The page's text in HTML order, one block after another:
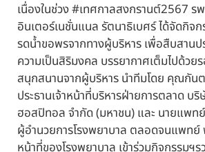
เนื่องในช่วง#เทศกาลสงกรานต์2567ร
อินเตอร์เนชั่นแนล รัตนาธิเบศร์ ได้จัดกิจ
รดน้ำขอพรจากทางผู้บริหาร เพื่อสืบสานป
ความเป็นสิริมงคล บรรยากาศเต็มไปด้ว
สนุกสนานจากผู้บริหาร นำทีมโดย คุณกั
ประธานเจ้าหน้าที่บริหารฝ่ายการตลาด บ
ฮอสปิทอล จำกัด (มหาชน) และ นายแพท
ผู้อำนวยการโรงพยาบาล ตลอดจนแพทย์
หน้าที่ของโรงพยาบาล เข้าร่วมกิจกรรมฯ